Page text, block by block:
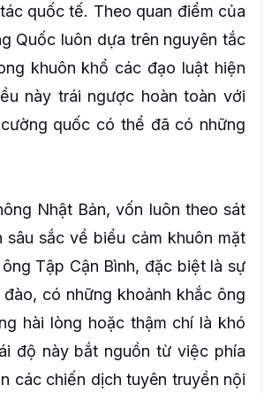
quốc tế. Theo quan điểm của
Quốc luôn dựa trên nguyên tắc
khuôn khổ các đạo luật hiện
này trái ngược hoàn toàn với
quốc có thể đã có những
Nhật Bản, vốn luôn theo sát
sắc về biểu cảm khuôn mặt
Tập Cận Bình, đặc biệt là sự
có những khoảnh khắc ông
hài lòng hoặc thậm chí là khó
độ này bắt nguồn từ việc phía
các chiến dịch tuyên truyền nội